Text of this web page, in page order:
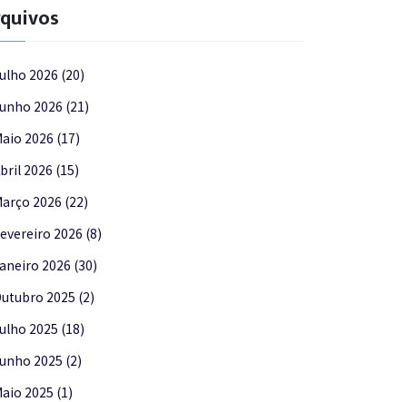
2026 (20)
2026 (21)
2026 (17)
2026 (15)
2026 (22)
2026 (8)
2026 (30)
2025 (2)
2025 (18)
2025 (2)
2025 (1)